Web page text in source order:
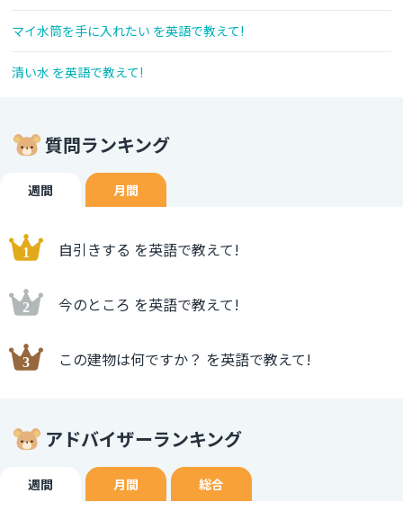
マイ水筒を手に入れたい を英語で教えて!
清い水 を英語で教えて!
質問ランキング
週間 月間
自引きする を英語で教えて!
今のところ を英語で教えて!
この建物は何ですか？ を英語で教えて!
アドバイザーランキング
週間 月間 総合